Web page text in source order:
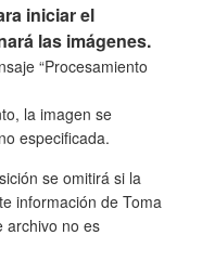
iniciar el
las imágenes.
“Procesamiento
la imagen se
especificada.
se omitirá si la
información de Toma
archivo no es